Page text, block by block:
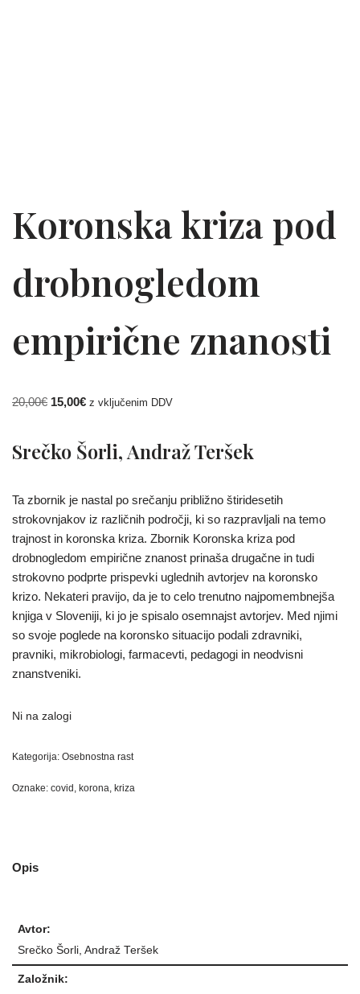
Koronska kriza pod
drobnogledom
empirične znanosti
20,00€ 15,00€ z vključenim DDV
Srečko Šorli, Andraž Teršek
Ta zbornik je nastal po srečanju približno štiridesetih
strokovnjakov iz različnih področji, ki so razpravljali na temo
trajnost in koronska kriza. Zbornik Koronska kriza pod
drobnogledom empirične znanost prinaša drugačne in tudi
strokovno podprte prispevki uglednih avtorjev na koronsko
krizo. Nekateri pravijo, da je to celo trenutno najpomembnejša
knjiga v Sloveniji, ki jo je spisalo osemnajst avtorjev. Med njimi
so svoje poglede na koronsko situacijo podali zdravniki,
pravniki, mikrobiologi, farmacevti, pedagogi in neodvisni
znanstveniki.
Ni na zalogi
Kategorija: Osebnostna rast
Oznake: covid , korona, kriza
Opis
Avtor:
Srečko Šorli, Andraž Teršek
Založnik: